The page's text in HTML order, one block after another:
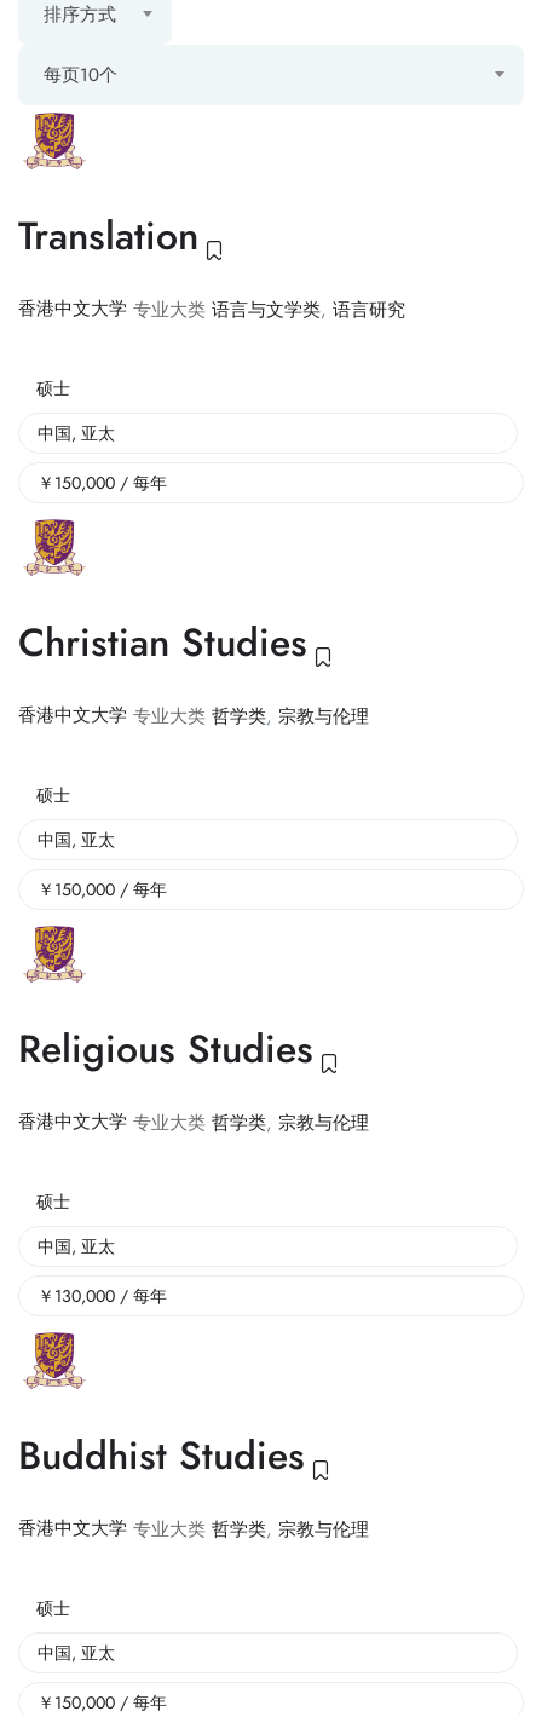
排序方式
每页10个
Translation
香港中文大学 专业大类 语言与文学类, 语言研究
硕士
中国, 亚太
￥ 150,000 / 每年
Christian Studies
香港中文大学 专业大类 哲学类, 宗教与伦理
硕士
中国, 亚太
￥ 150,000 / 每年
Religious Studies
香港中文大学 专业大类 哲学类, 宗教与伦理
硕士
中国, 亚太
￥ 130,000 / 每年
Buddhist Studies
香港中文大学 专业大类 哲学类, 宗教与伦理
硕士
中国, 亚太
￥ 150,000 / 每年